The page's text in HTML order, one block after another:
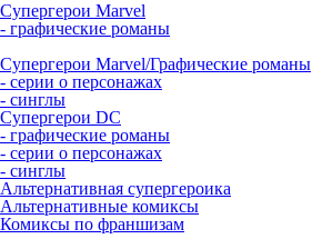
Супергерои Marvel
- графические романы
Супергерои Marvel/Графические романы
- серии о персонажах
- синглы
Супергерои DC
- графические романы
- серии о персонажах
- синглы
Альтернативная супергероика
Альтернативные комиксы
Комиксы по франшизам